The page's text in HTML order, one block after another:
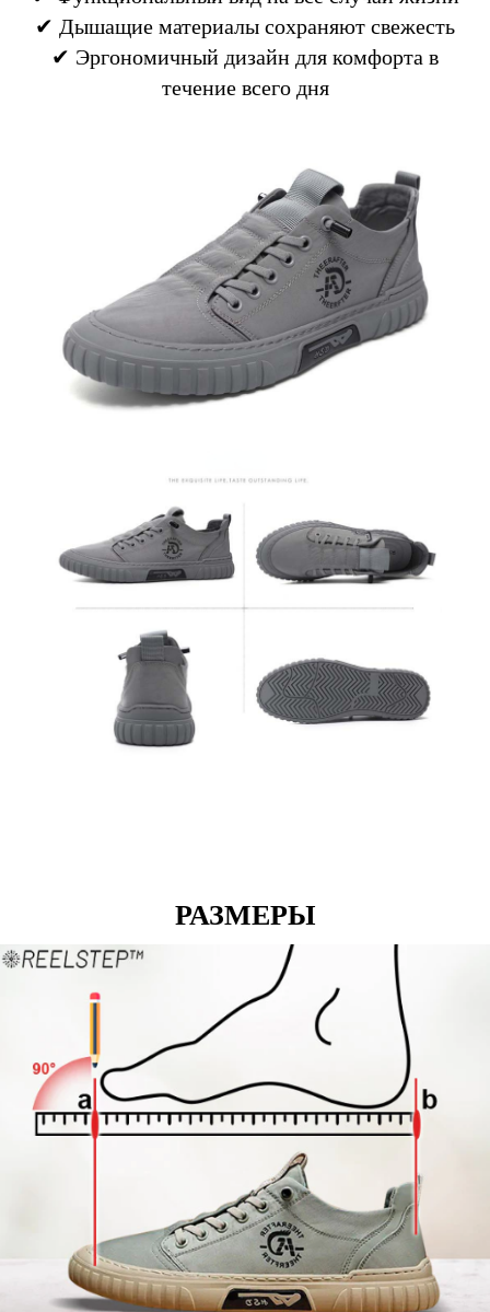
✔ Дышащие материалы сохраняют свежесть
✔ Эргономичный дизайн для комфорта в
течение всего дня
РАЗМЕРЫ